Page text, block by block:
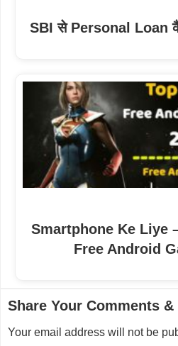
SBI से Personal Loan
Smartphone Ke Liye
Free Android
Reader
Share Your Comments &
Your email address will not be